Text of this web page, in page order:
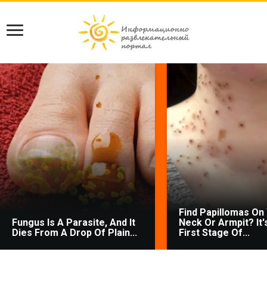
Fungus Is A Parasite, And It
Dies From A Drop Of Plain...
Find Papillomas On
Neck Or Armpit?
First Stage Of...